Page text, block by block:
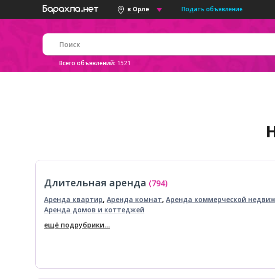
в Орле Подать объявление
Всего объявлений: 1521
Длительная аренда (794)
Аренда квартир, Аренда комнат, Аренда коммерческой
Аренда домов и коттеджей
ещё подрубрики...